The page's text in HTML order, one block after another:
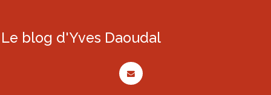
Le blog d'Yves Daoudal